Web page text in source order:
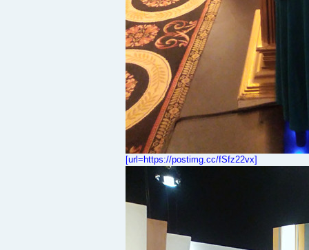
[url=https://postimg.cc/fSfz22vx]